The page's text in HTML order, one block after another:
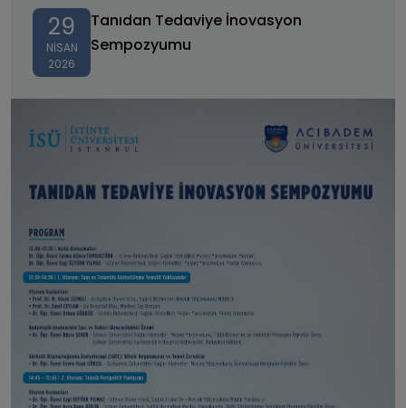
29
NISAN
2026
Tanıdan Tedaviye İnovasyon
Sempozyumu